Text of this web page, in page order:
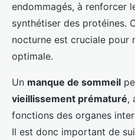
endommagés, à renforcer
synthétiser des protéines.
nocturne est cruciale pour
optimale.
Un manque de sommeil
vieillissement prématuré,
fonctions des organes
Il est donc important de